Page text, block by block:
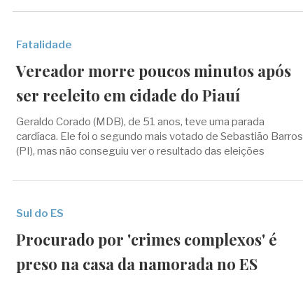
Fatalidade
Vereador morre poucos minutos após
ser reeleito em cidade do Piauí
Geraldo Corado (MDB), de 51 anos, teve uma parada
cardíaca. Ele foi o segundo mais votado de Sebastião Barros
(PI), mas não conseguiu ver o resultado das eleições
Sul do ES
Procurado por 'crimes complexos' é
preso na casa da namorada no ES